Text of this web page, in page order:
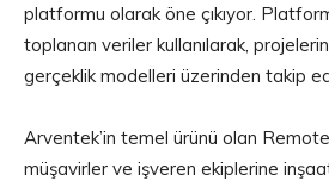
platformu olarak öne çıkıyor.
toplanan veriler kullanılarak,
gerçeklik modelleri üzerinden takip
Arventek’in temel ürünü olan
müşavirler ve işveren ekiplerine